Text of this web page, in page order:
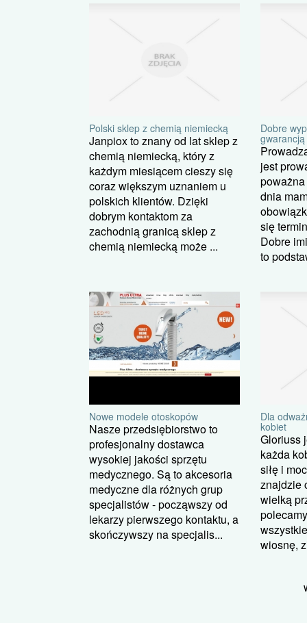
Polski sklep z chemią niemiecką
Janpiox to znany od lat sklep z
chemią niemiecką, który z
każdym miesiącem cieszy się
coraz większym uznaniem u
polskich klientów. Dzięki
dobrym kontaktom za
zachodnią granicą sklep z
chemią niemiecką może ...
Dobre
jest
dnia
się
Dobre
to
Nowe modele otoskopów
Nasze przedsiębiorstwo to
profesjonalny dostawca
wysokiej jakości sprzętu
medycznego. Są to akcesoria
medyczne dla różnych grup
specjalistów - począwszy od
lekarzy pierwszego kontaktu, a
skończywszy na specjalis...
Dla
kobiet
Gloriuss
każda
siłę i
znajdzie
wielką
wiosnę,